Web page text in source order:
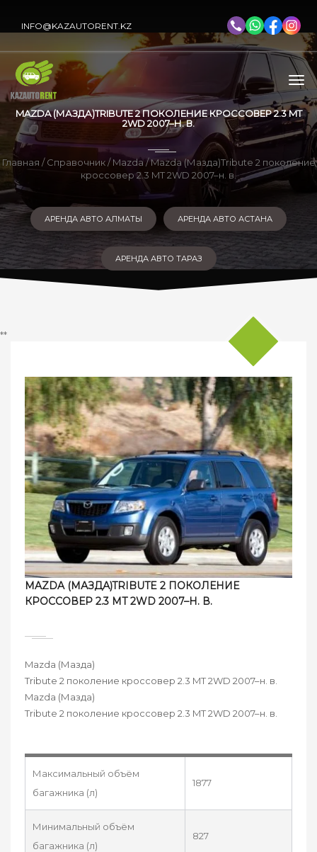
INFO@KAZAUTORENT.KZ
MAZDA (МАЗДА)TRIBUTE 2 ПОКОЛЕНИЕ КРОССОВЕР 2.3 MT
2WD 2007–Н. В.
Главная /Справочник/Mazda/ Mazda (Мазда)Tribute 2 поколение
кроссовер 2.3 MT 2WD 2007–н. в.
АРЕНДА АВТО АЛМАТЫ АРЕНДА АВТО АСТАНА
АРЕНДА АВТО ТАРАЗ
**
MAZDA (МАЗДА)TRIBUTE 2 ПОКОЛЕНИЕ
КРОССОВЕР 2.3 MT 2WD 2007–Н. В.
Mazda (Мазда)
Tribute 2 поколение кроссовер 2.3 MT 2WD 2007–н. в.
Mazda (Мазда)
Tribute 2 поколение кроссовер 2.3 MT 2WD 2007–н. в.
Максимальный объём
багажника (л)
1877
Минимальный объём
багажника (л)
827